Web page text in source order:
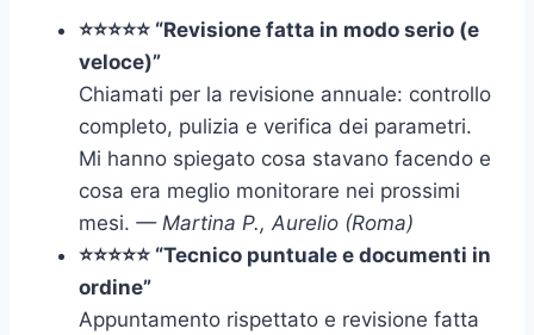
⭐⭐⭐⭐⭐ “Revisione fatta in modo serio (e
veloce)”
Chiamati per la revisione annuale: controllo
completo, pulizia e verifica dei parametri.
Mi hanno spiegato cosa stavano facendo e
cosa era meglio monitorare nei prossimi
mesi. — Martina P., Aurelio (Roma)
⭐⭐⭐⭐⭐ “Tecnico puntuale e documenti in
ordine”
Appuntamento rispettato e revisione fatta